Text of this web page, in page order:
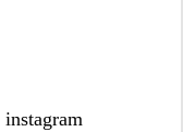
instagram